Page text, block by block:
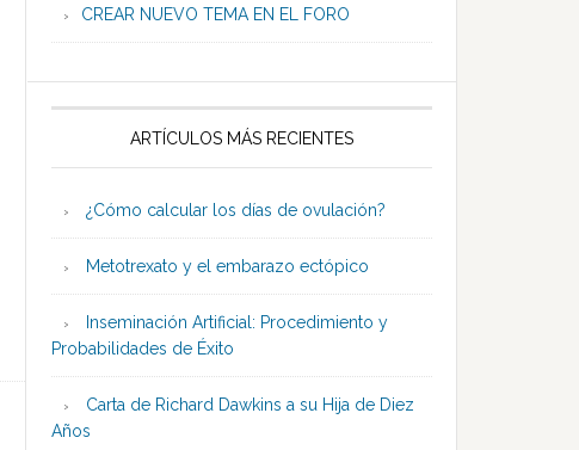
CREAR NUEVO TEMA EN EL FORO
ARTÍCULOS MÁS RECIENTES
¿Cómo calcular los días de ovulación?
Metotrexato y el embarazo ectópico
Inseminación Artificial: Procedimiento y
Probabilidades de Éxito
Carta de Richard Dawkins a su Hija de Diez
Años